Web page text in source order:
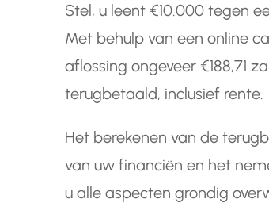
Stel, u leent €10.000 tegen
Met behulp van een online
aflossing ongeveer €188,71
terugbetaald, inclusief rente.
Het berekenen van de
van uw financiën en het
u alle aspecten grondig